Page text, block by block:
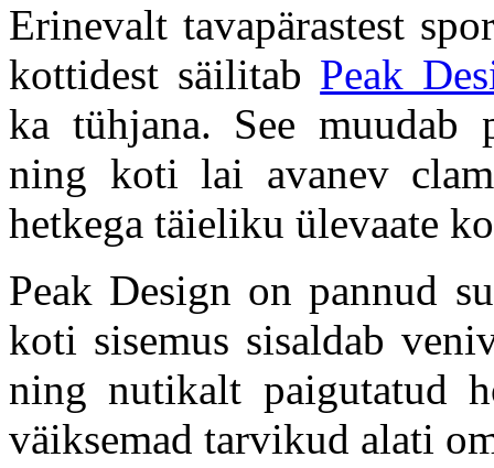
Erinevalt tavapärastest
kottidest säilitab Peak
ka tühjana. See muudab
ning koti lai avanev
hetkega täieliku ülevaate
Peak Design on pannud
koti sisemus sisaldab
ning nutikalt paigutatud
väiksemad tarvikud alati